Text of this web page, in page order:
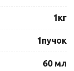
1кг
1пучок
60 мл